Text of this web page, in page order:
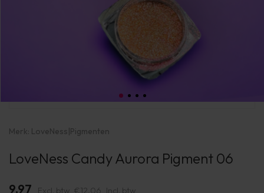
Merk: LoveNess|Pigmenten
LoveNess Candy Aurora Pigment 06
9,97 Excl. btw €12,06 Incl. btw